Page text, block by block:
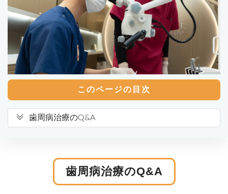
このページの目次
歯周病治療のQ&A
歯周病治療のQ&A